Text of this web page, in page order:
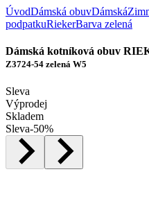
ÚvodDámská obuvDámská
podpatkuRiekerBarva zelená
Dámská kotníková obuv
Z3724-54 zelená W5
Sleva
Výprodej
Skladem
Sleva-50%